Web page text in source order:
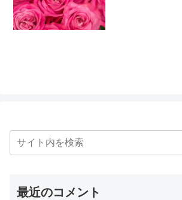
最近のコメント